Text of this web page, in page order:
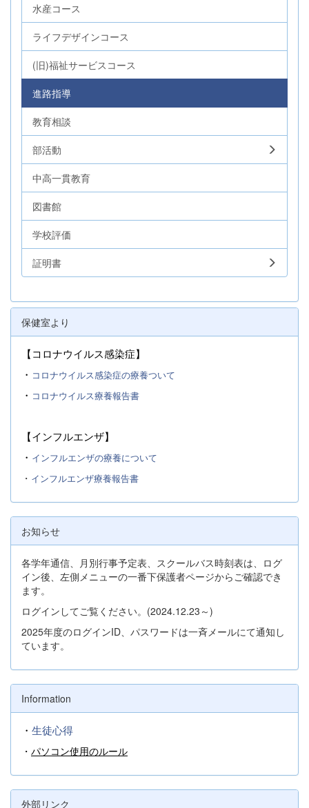
水産コース
ライフデザインコース
(旧)福祉サービスコース
進路指導
教育相談
部活動
中高一貫教育
図書館
学校評価
証明書
保健室より
【コロナウイルス感染症】
・ コロナウイルス感染症の療養ついて
・ コロナウイルス療養報告書
【インフルエンザ】
・ インフルエンザの療養について
・ インフルエンザ療養報告書
お知らせ
各学年通信、月別行事予定表、スクールバス時刻表は、ログ
イン後、左側メニューの一番下保護者ページからご確認でき
ます。
ログインしてご覧ください。(2024.12.23～)
2025年度のログインID、パスワードは一斉メールにて通知し
ています。
Information
・ 生徒心得
・ パソコン使用のルール
外部リンク